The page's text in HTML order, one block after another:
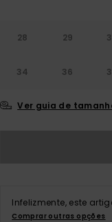
28 29
34 36
Ver guia de
Infelizmente, este
Comprar outras opções